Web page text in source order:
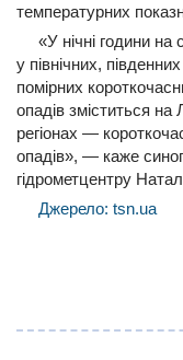
температурних
«У нічні години
у північних,
помірних
опадів зміститься
регіонах —
опадів», — каже
гідрометцентру
Джерело: tsn.ua